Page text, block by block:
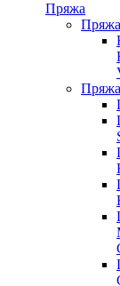
Пряжа
Пряжа